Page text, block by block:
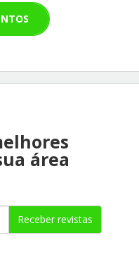
área
Receber revistas